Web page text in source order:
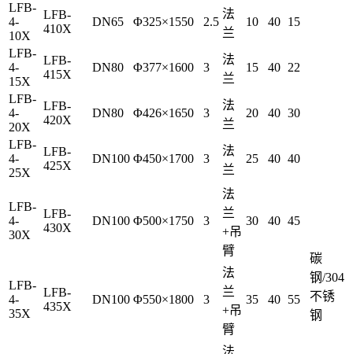
碳
钢/304
不锈
钢
LFB-
4-
10X
LFB-
410X
DN65 Φ325×1550 2.5
法
兰
10 40 15
LFB-
4-
15X
LFB-
415X
DN80 Φ377×1600 3
法
兰
15 40 22
LFB-
4-
20X
LFB-
420X
DN80 Φ426×1650 3
法
兰
20 40 30
LFB-
4-
25X
LFB-
425X
DN100 Φ450×1700 3
法
兰
25 40 40
LFB-
4-
30X
LFB-
430X
DN100 Φ500×1750 3
法
兰
+吊
臂
30 40 45
LFB-
4-
35X
LFB-
435X
DN100 Φ550×1800 3
法
兰
+吊
臂
35 40 55